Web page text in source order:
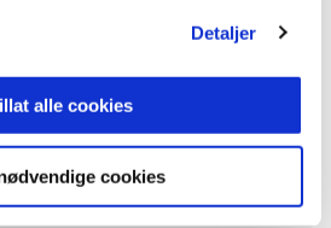
Detaljer
alle cookies
cookies
Eidsiva ogLa Perla
mulig. De er to viktige
som vet viktigheten av å ta